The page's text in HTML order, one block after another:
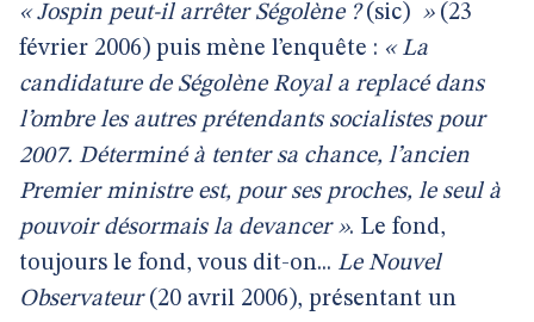
« Jospin peut-il arrêter Ségolène ?(sic) »(23
février 2006) puis mène l’enquête : « La
candidature de Ségolène Royal a replacé dans
l’ombre les autres prétendants socialistes pour
2007. Déterminé à tenter sa chance, l’ancien
Premier ministre est, pour ses proches, le seul à
pouvoir désormais la devancer ». Le fond,
toujours le fond, vous dit-on... Le Nouvel
Observateur (20 avril 2006), présentant un